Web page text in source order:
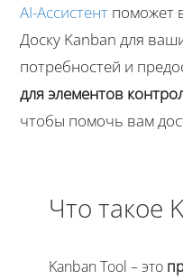
AI-Aссистент поможет
Доску Kanban для
потребностей и
для элементов
чтобы помочь вам
Что такое
Kanban Tool – это